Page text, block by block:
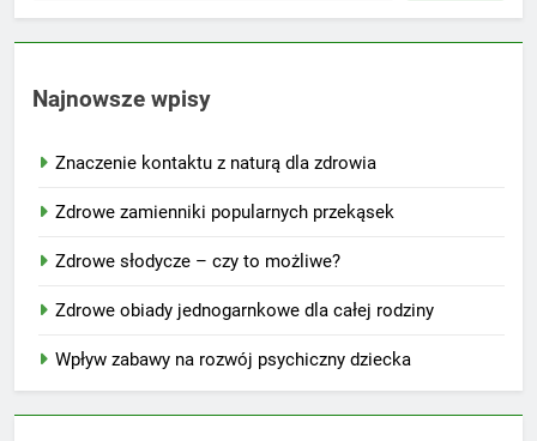
Najnowsze wpisy
Znaczenie kontaktu z naturą dla zdrowia
Zdrowe zamienniki popularnych przekąsek
Zdrowe słodycze – czy to możliwe?
Zdrowe obiady jednogarnkowe dla całej rodziny
Wpływ zabawy na rozwój psychiczny dziecka